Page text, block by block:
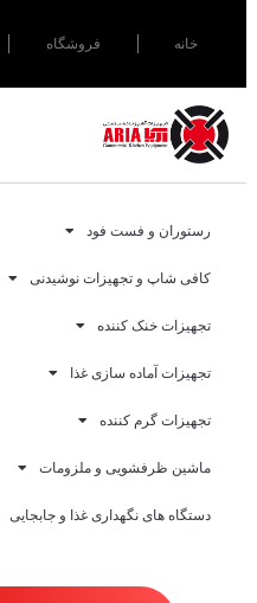
خانه فروشگاه
رستوران و فست فود
کافی شاپ و تجهیزات نوشیدنی
تجهیزات خنک کننده
تجهیزات آماده سازی غذا
تجهیزات گرم کننده
ماشین ظرفشویی و ملزومات
دستگاه های نگهداری غذا و جابجایی